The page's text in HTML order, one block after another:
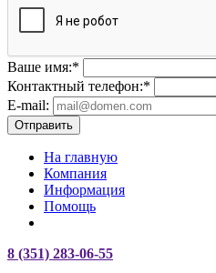
Ваше имя:*
Контактный телефон:*
E-mail:
Отправить
На главную
Компания
Информация
Помощь
8 (351) 283-06-55